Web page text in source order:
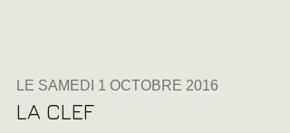
LE SAMEDI 1 OCTOBRE 2016
LA CLEF